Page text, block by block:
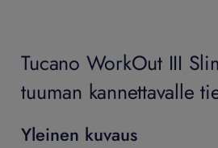
Tucano WorkOut III
tuuman kannettavalle
Yleinen kuvaus